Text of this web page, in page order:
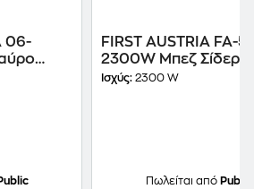
FIRST AUSTRIA FA-
2300W Μπεζ Σίδερο
Ατμού
Ισχύς: 2300 W
Πωλείται από Public